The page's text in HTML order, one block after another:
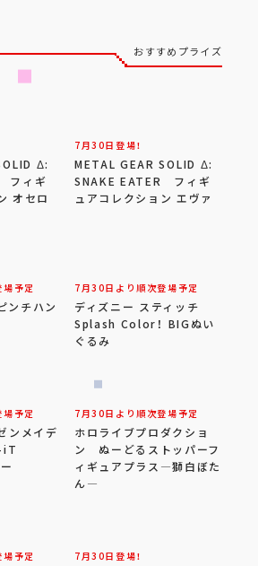
おすすめプライズ
Δ:
フィギ
オセロ
7月30日登場！
METAL GEAR SOLID Δ:
SNAKE EATER フィギ
ュアコレクション エヴァ
予定
ンチハン
7月30日より順次登場予定
ディズニー スティッチ
Splash Color！ BIGぬい
ぐるみ
予定
ンメイデ
iT
7月30日より順次登場予定
ホロライブプロダクショ
ン ぬーどるストッパーフ
ィギュアプラス―獅白ぼた
ん―
予定 7月30日登場！